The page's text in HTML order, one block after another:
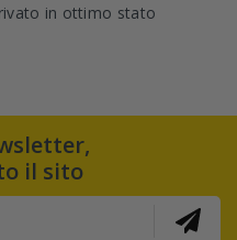
in ottimo stato
il sito